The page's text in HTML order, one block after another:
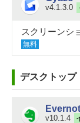
v4.1.3.0
スクリーンシ
無料
デスクトップ
v10.1.4